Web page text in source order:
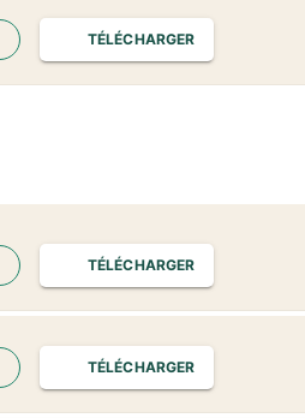
TÉLÉCHARGER
TÉLÉCHARGER
TÉLÉCHARGER